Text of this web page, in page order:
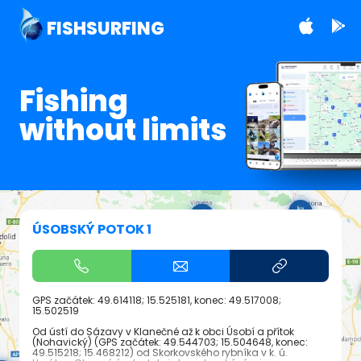
FISHSURFING
Fishing
without limits
ÚSOBSKÝ POTOK 1
GPS začátek: 49.614118; 15.525181, konec: 49.517008;
15.502519
Od ústí do Sázavy v Klanečné až k obci Úsobí a přítok
(Nohavický) (GPS začátek: 49.544703; 15.504648, konec:
49.515218; 15.468212) od Skorkovského rybníka v k. ú.